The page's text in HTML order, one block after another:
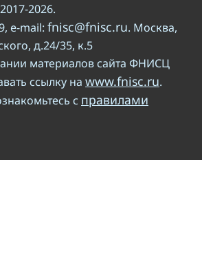
2026.
e-mail: fnisc@fnisc.ru. Москва,
д.24/35, к.5
материалов сайта ФНИСЦ
ссылку на www.fnisc.ru.
с правилами